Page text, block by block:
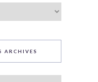
ARCHIVES